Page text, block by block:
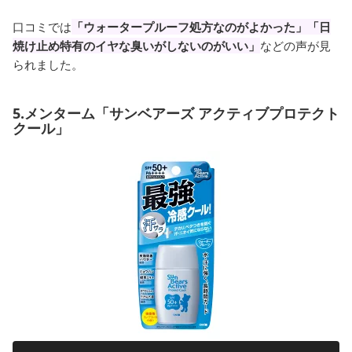
口コミでは 「ウォータープルーフ処方なのがよかった」「日
焼け止め特有のイヤな臭いがしないのがいい」 などの声が見
られました。
5.メンターム「サンベアーズ アクティブプロテクト
クール」